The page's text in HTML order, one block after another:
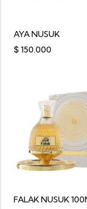
AYA NUSUK
$150.000
FALAK NUSUK